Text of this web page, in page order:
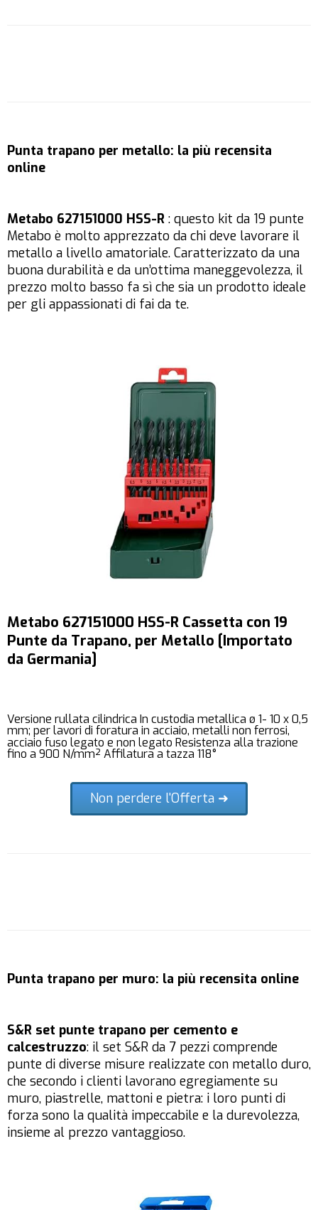
Punta trapano per metallo: la più recensita
online
Metabo 627151000 HSS-R : questo kit da 19 punte
Metabo è molto apprezzato da chi deve lavorare il
metallo a livello amatoriale. Caratterizzato da una
buona durabilità e da un’ottima maneggevolezza, il
prezzo molto basso fa sì che sia un prodotto ideale
per gli appassionati di fai da te.
Metabo 627151000 HSS-R Cassetta con 19
Punte da Trapano, per Metallo [Importato
da Germania]
Versione rullata cilindrica In custodia metallica ø 1- 10 x 0,5
mm; per lavori di foratura in acciaio, metalli non ferrosi,
acciaio fuso legato e non legato Resistenza alla trazione
fino a 900 N/mm² Affilatura a tazza 118°
Non perdere l'Offerta ➜
Punta trapano per muro: la più recensita online
S&R set punte trapano per cemento e
calcestruzzo: il set S&R da 7 pezzi comprende
punte di diverse misure realizzate con metallo duro,
che secondo i clienti lavorano egregiamente su
muro, piastrelle, mattoni e pietra: i loro punti di
forza sono la qualità impeccabile e la durevolezza,
insieme al prezzo vantaggioso.